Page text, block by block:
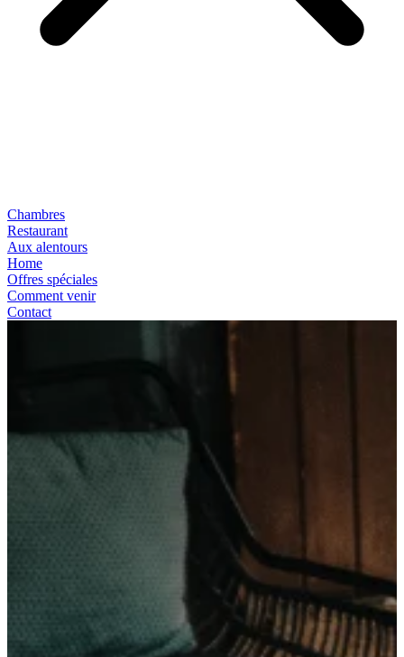
Chambres
Restaurant
Aux alentours
Home
Offres spéciales
Comment venir
Contact